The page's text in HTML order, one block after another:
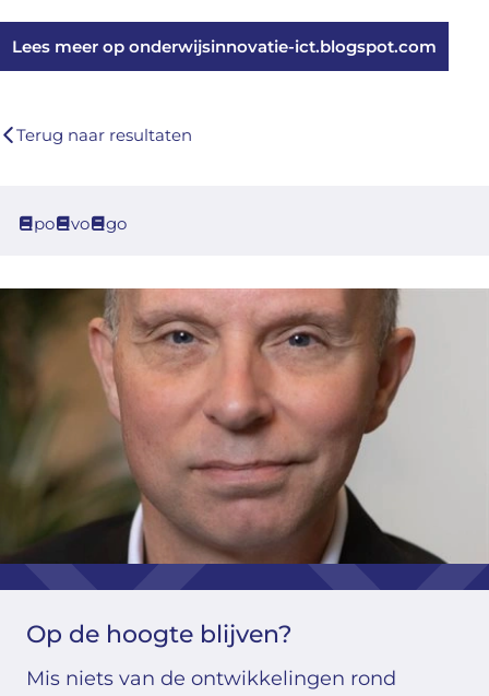
Lees meer op onderwijsinnovatie-ict.blogspot.com
Terug naar resultaten
po vo go
Op de hoogte blijven?
Mis niets van de ontwikkelingen rond